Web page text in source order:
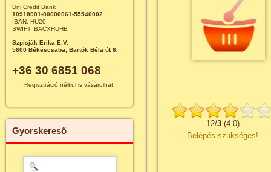
Uni Credit Bank
10918001-00000061-55540002
IBAN: HU20
SWIFT: BACXHUHB
Szpisják Erika E.V.
5600 Békéscsaba, Bartók Béla út 6.
+36 30 6851 068
Regisztráció nélkül is vásárolhat.
Gyorskereső
12/3(4.0)
Belépés szükséges!